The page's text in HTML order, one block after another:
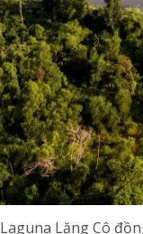
Laguna Lăng Cô